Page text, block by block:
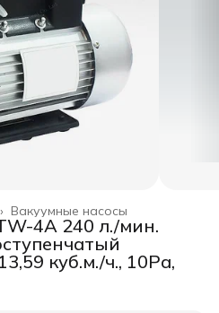
Вакуумные насосы
›
4A 240 л./мин.
куб.м./ч., 10Pa,